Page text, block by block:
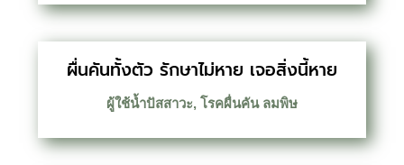
ผื่นคันทั้งตัว รักษาไม่หาย เจอสิ่งนี้หาย
ผู้ใช้น้ำปัสสาวะ, โรคผื่นคัน ลมพิษ